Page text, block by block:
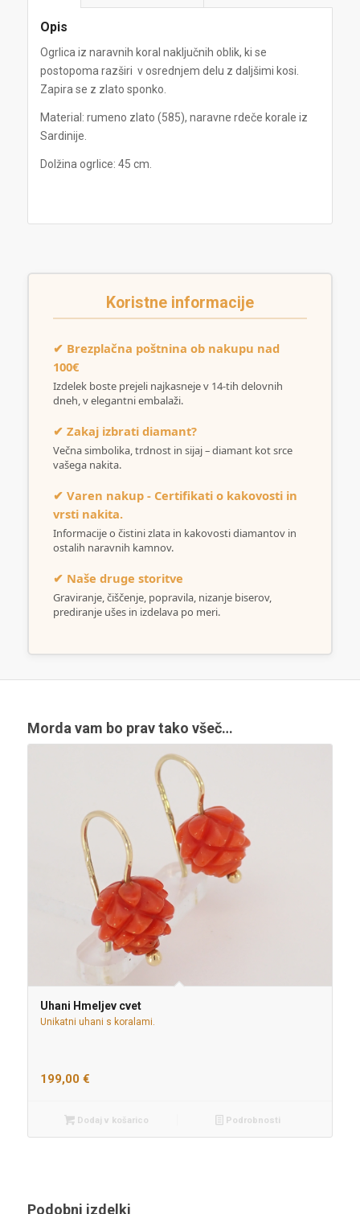
Opis
Ogrlica iz naravnih koral naključnih oblik, ki se
postopoma razširi v osrednjem delu z daljšimi kosi.
Zapira se z zlato sponko.
Material: rumeno zlato (585), naravne rdeče korale iz
Sardinije.
Dolžina ogrlice: 45 cm.
Koristne informacije
✔ Brezplačna poštnina ob nakupu nad
100€
Izdelek boste prejeli najkasneje v 14-tih delovnih
dneh, v elegantni embalaži.
✔ Zakaj izbrati diamant?
Večna simbolika, trdnost in sijaj – diamant kot srce
vašega nakita.
✔ Varen nakup - Certifikati o kakovosti in
vrsti nakita.
Informacije o čistini zlata in kakovosti diamantov in
ostalih naravnih kamnov.
✔ Naše druge storitve
Graviranje, čiščenje, popravila, nizanje biserov,
prediranje ušes in izdelava po meri.
Morda vam bo prav tako všeč…
Uhani Hmeljev cvet
Unikatni uhani s koralami.
199,00 €
Dodaj v košarico Podrobnosti
Podobni izdelki